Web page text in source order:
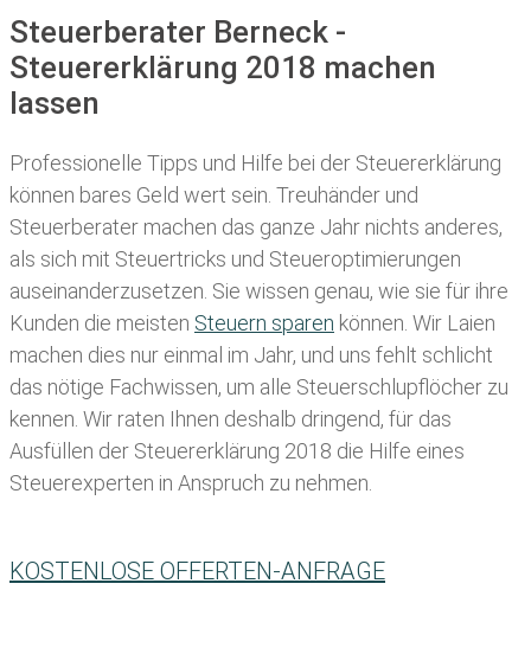
Steuerberater Berneck -
Steuererklärung 2018 machen
lassen
Professionelle Tipps und Hilfe bei der Steuererklärung
können bares Geld wert sein. Treuhänder und
Steuerberater machen das ganze Jahr nichts anderes,
als sich mit Steuertricks und Steueroptimierungen
auseinanderzusetzen. Sie wissen genau, wie sie für ihre
Kunden die meisten Steuern sparen können. Wir Laien
machen dies nur einmal im Jahr, und uns fehlt schlicht
das nötige Fachwissen, um alle Steuerschlupflöcher zu
kennen. Wir raten Ihnen deshalb dringend, für das
Ausfüllen der Steuererklärung 2018 die Hilfe eines
Steuerexperten in Anspruch zu nehmen.
KOSTENLOSE OFFERTEN-ANFRAGE